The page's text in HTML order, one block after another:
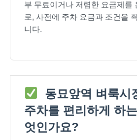
부 무료이거나 저렴한 요금제를
로, 사전에 주차 요금과 조건을
니다.
동묘앞역 벼룩시
주차를 편리하게 하
엇인가요?